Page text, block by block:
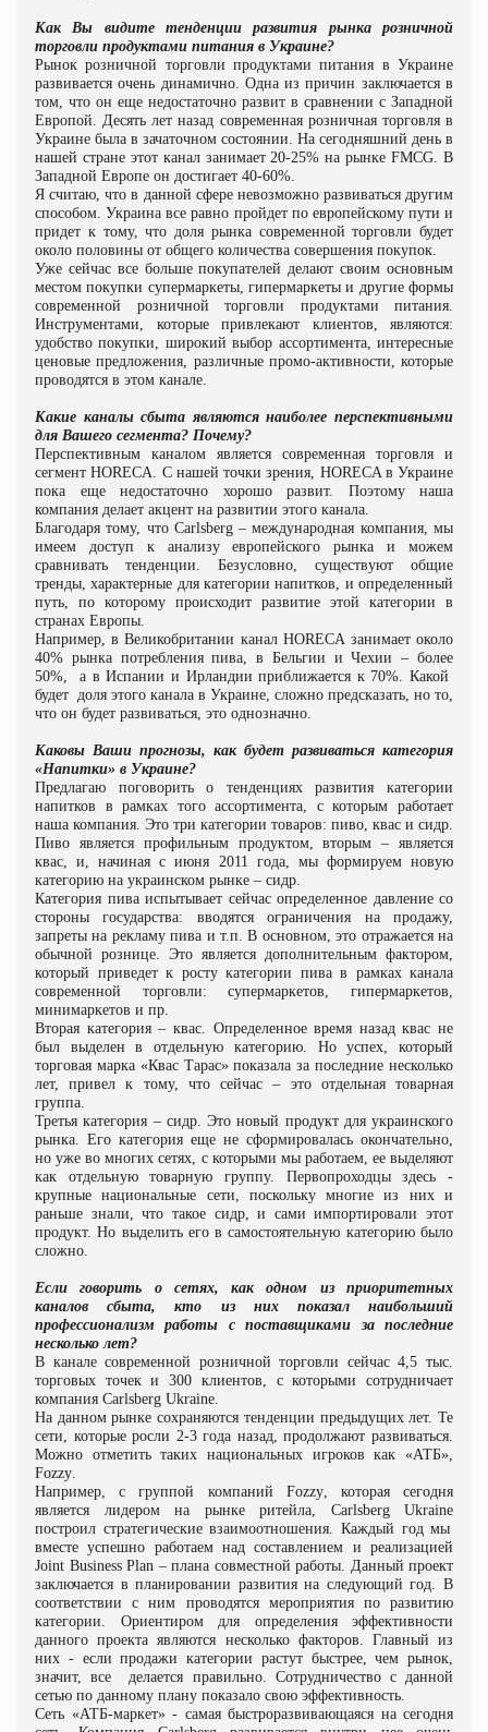
Как Вы видите тенденции развития рынка розничной
торговли продуктами питания в Украине?
Рынок розничной торговли продуктами питания в Украине
развивается очень динамично. Одна из причин заключается в
том, что он еще недостаточно развит в сравнении с Западной
Европой. Десять лет назад современная розничная торговля в
Украине была в зачаточном состоянии. На сегодняшний день в
нашей стране этотканал занимает 20-25% на рынкеFMCG . В
Западной Европе он достигает 40-60%.
Я считаю, что в данной сфере невозможно развиваться другим
способом. Украина все равно пройдет по европейскому пути и
придет к тому, что доля рынка современной торговли будет
около половины от общего количества совершения покупок.
Уже сейчас все больше покупателей делают своим основным
местом покупки супермаркеты, гипермаркеты и другие формы
современной розничной торговли продуктами питания.
Инструментами, которые привлекают клиентов, являются:
удобство покупки, широкий выбор ассортимента, интересные
ценовые предложения, различные промо-активности, которые
проводятся в этом канале.
Какие каналы сбыта являются наиболее перспективными
для Вашего сегмента? Почему?
Перспективным каналом является современная торговля и
сегментHORECA . С нашей точки зрения, HORECA в Украине
пока еще недостаточно хорошо развит. Поэтому наша
компания делает акцент на развитии этого канала.
Благодаря тому, что Carlsberg– международная компания, мы
имеем доступ к анализу европейского рынка и можем
сравнивать тенденции. Безусловно, существуют общие
тренды, характерные для категории напитков, и определенный
путь, по которому происходит развитие этой категории в
странах Европы.
Например, в Великобритании канал HORECA занимает около
40% рынка потребления пива, в Бельгии и Чехии – более
50%,
а в Испании и Ирландии приближается к 70%. Какой
будет доля этого канала в Украине, сложно предсказать, но то,
что он будет развиваться, это однозначно.
Каковы Ваши прогнозы, как будет развиваться категория
«Напитки» в Украине?
Предлагаю поговорить о тенденциях развития категории
напитков в рамках того ассортимента, с которым работает
наша компания. Это три категории товаров: пиво, квас и сидр.
Пиво является профильным продуктом, вторым – является
квас, и, начиная с июня 2011 года, мы формируем новую
категорию на украинском рынке – сидр.
Категория пива испытывает сейчас определенное давление со
стороны государства: вводятся ограничения на продажу,
запреты на рекламу пива и т.п. В основном, это отражается на
обычной рознице. Это является дополнительным фактором,
который приведет к росту категории пива в рамках канала
современной торговли: супермаркетов, гипермаркетов,
минимаркетов и пр.
Вторая категория – квас. Определенное время назад квас не
был выделен в отдельную категорию. Но успех, который
торговая марка «Квас Тарас» показала за последние несколько
лет, привел к тому, что сейчас – это отдельная товарная
группа.
Третья категория – сидр. Это новый продукт для украинского
рынка. Его категория еще не сформировалась окончательно,
но уже во многих сетях, с которыми мы работаем, ее выделяют
как отдельную товарную группу. Первопроходцы здесь -
крупные национальные сети, поскольку многие из них и
раньше знали, что такое сидр, и сами импортировали этот
продукт. Но выделить его в самостоятельную категорию было
сложно.
Если говорить о сетях, как одном из приоритетных
каналов сбыта, кто из них показал наибольший
профессионализм работы с поставщиками за последние
несколько лет?
В канале современной розничной торговли сейчас 4,5 тыс.
торговых точек и 300 клиентов, с которыми сотрудничает
компания Carlsberg Ukraine
На данном рынке сохраняются тенденции предыдущих лет. Те
сети, которые росли 2-3 года назад, продолжают развиваться.
Можно отметить таких национальных игроков как «АТБ»,
Fozzy
Например, с группой компаний Fozzy, которая сегодня
является лидером на рынке ритейла, Carlsberg
Ukraine
построил стратегические взаимоотношения. Каждый год мы
вместе успешно работаем над составлением и реализацией
Joint Business Plan – плана совместной работы. Данный проект
заключается в планировании развития на следующий год. В
соответствии с ним проводятся мероприятия по развитию
категории. Ориентиром для определения эффективности
данного проекта являются несколько факторов. Главный из
них - если продажи категории растут быстрее, чем рынок,
значит, все
делается правильно. Сотрудничество с данной
сетью по данному плану показало свою эффективность.
Сеть «АТБ-маркет» - самая быстроразвивающаяся на сегодня